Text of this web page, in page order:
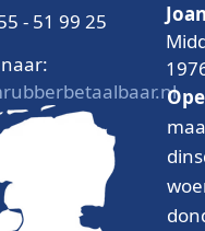
- 51 99 25